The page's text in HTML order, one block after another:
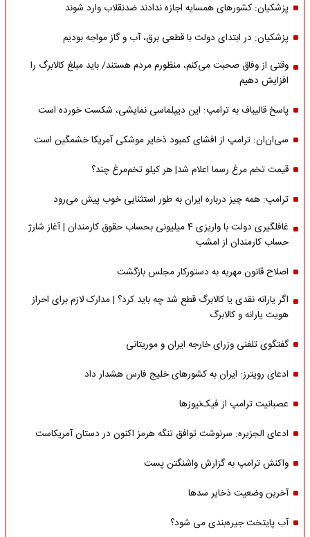
پزشکیان: کشورهای همسایه اجازه ندادند ضدنقلاب وارد شوند
پزشکیان: در ابتدای دولت با قطعی برق، آب و گاز مواجه بودیم
وقتی از وفاق صحبت می‌کنم، منظورم مردم هستند/ باید مبلغ کالابرگ را
افزایش دهیم
پاسخ قالیباف به ترامپ: این دیپلماسی نمایشی، شکست خورده است
سی‌ان‌ان: ترامپ از افشای کمبود ذخایر موشکی آمریکا خشمگین است
قیمت تخم مرغ رسما اعلام شد| هر کیلو تخم‌مرغ چند؟
ترامپ: همه چیز درباره ایران به طور استثنایی خوب پیش می‌رود
غافلگیری دولت با واریزی 4 میلیونی بحساب حقوق کارمندان | آغاز شارژ
حساب کارمندان از امشب
اصلاح قانون مهریه به دستورکار مجلس بازگشت
اگر یارانه نقدی یا کالابرگ قطع شد چه باید کرد؟ | مدارک لازم برای احراز
هویت یارانه و کالابرگ
گفتگوی تلفنی وزرای خارجه ایران و موریتانی
ادعای رویترز: ایران به کشورهای خلیج فارس هشدار داد
عصبانیت ترامپ از فیک‌نیوزها
ادعای الجزیره: سرنوشت توافق تنگه هرمز اکنون در دستان آمریکاست
واکنش ترامپ به گزارش واشنگتن پست
آخرین وضعیت ذخایر سدها
آب پایتخت جیره‌بندی می شود؟